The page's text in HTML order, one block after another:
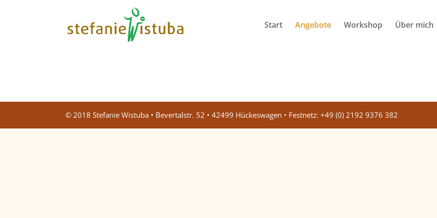
Start Angebote Workshop Über mich
© 2018 Stefanie Wistuba • Bevertalstr. 52 • 42499 Hückeswagen • Festnetz: +49 (0) 2192 9376 382